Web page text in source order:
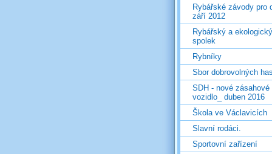
Rybářské závody pro
září 2012
Rybářský a ekologický
spolek
Rybníky
Sbor dobrovolných
SDH - nové zásahové
vozidlo_ duben 2016
Škola ve Václavicích
Slavní rodáci.
Sportovní zařízení